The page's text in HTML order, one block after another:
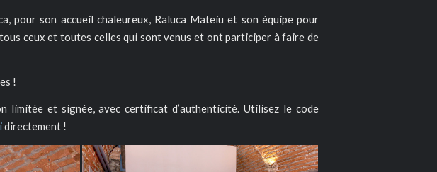
pour son accueil chaleureux, Raluca Mateiu et son équipe pour
ceux et toutes celles qui sont venus et ont participer à faire de
!
et signée, avec certificat d’authenticité. Utilisez le code
directement !